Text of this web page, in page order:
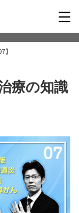
】
療の知識